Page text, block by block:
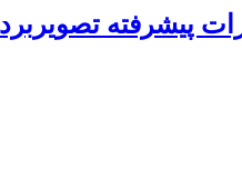
پیشرفته